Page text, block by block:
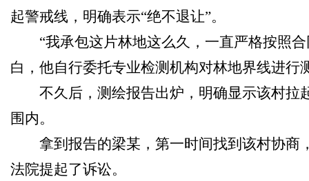
起警戒线，明确表示“绝不退让”。
“我承包这片林地这么久，一直严格按照
白，他自行委托专业检测机构对林地界线进行
不久后，测绘报告出炉，明确显示该村拉
围内。
拿到报告的梁某，第一时间找到该村协
法院提起了诉讼。